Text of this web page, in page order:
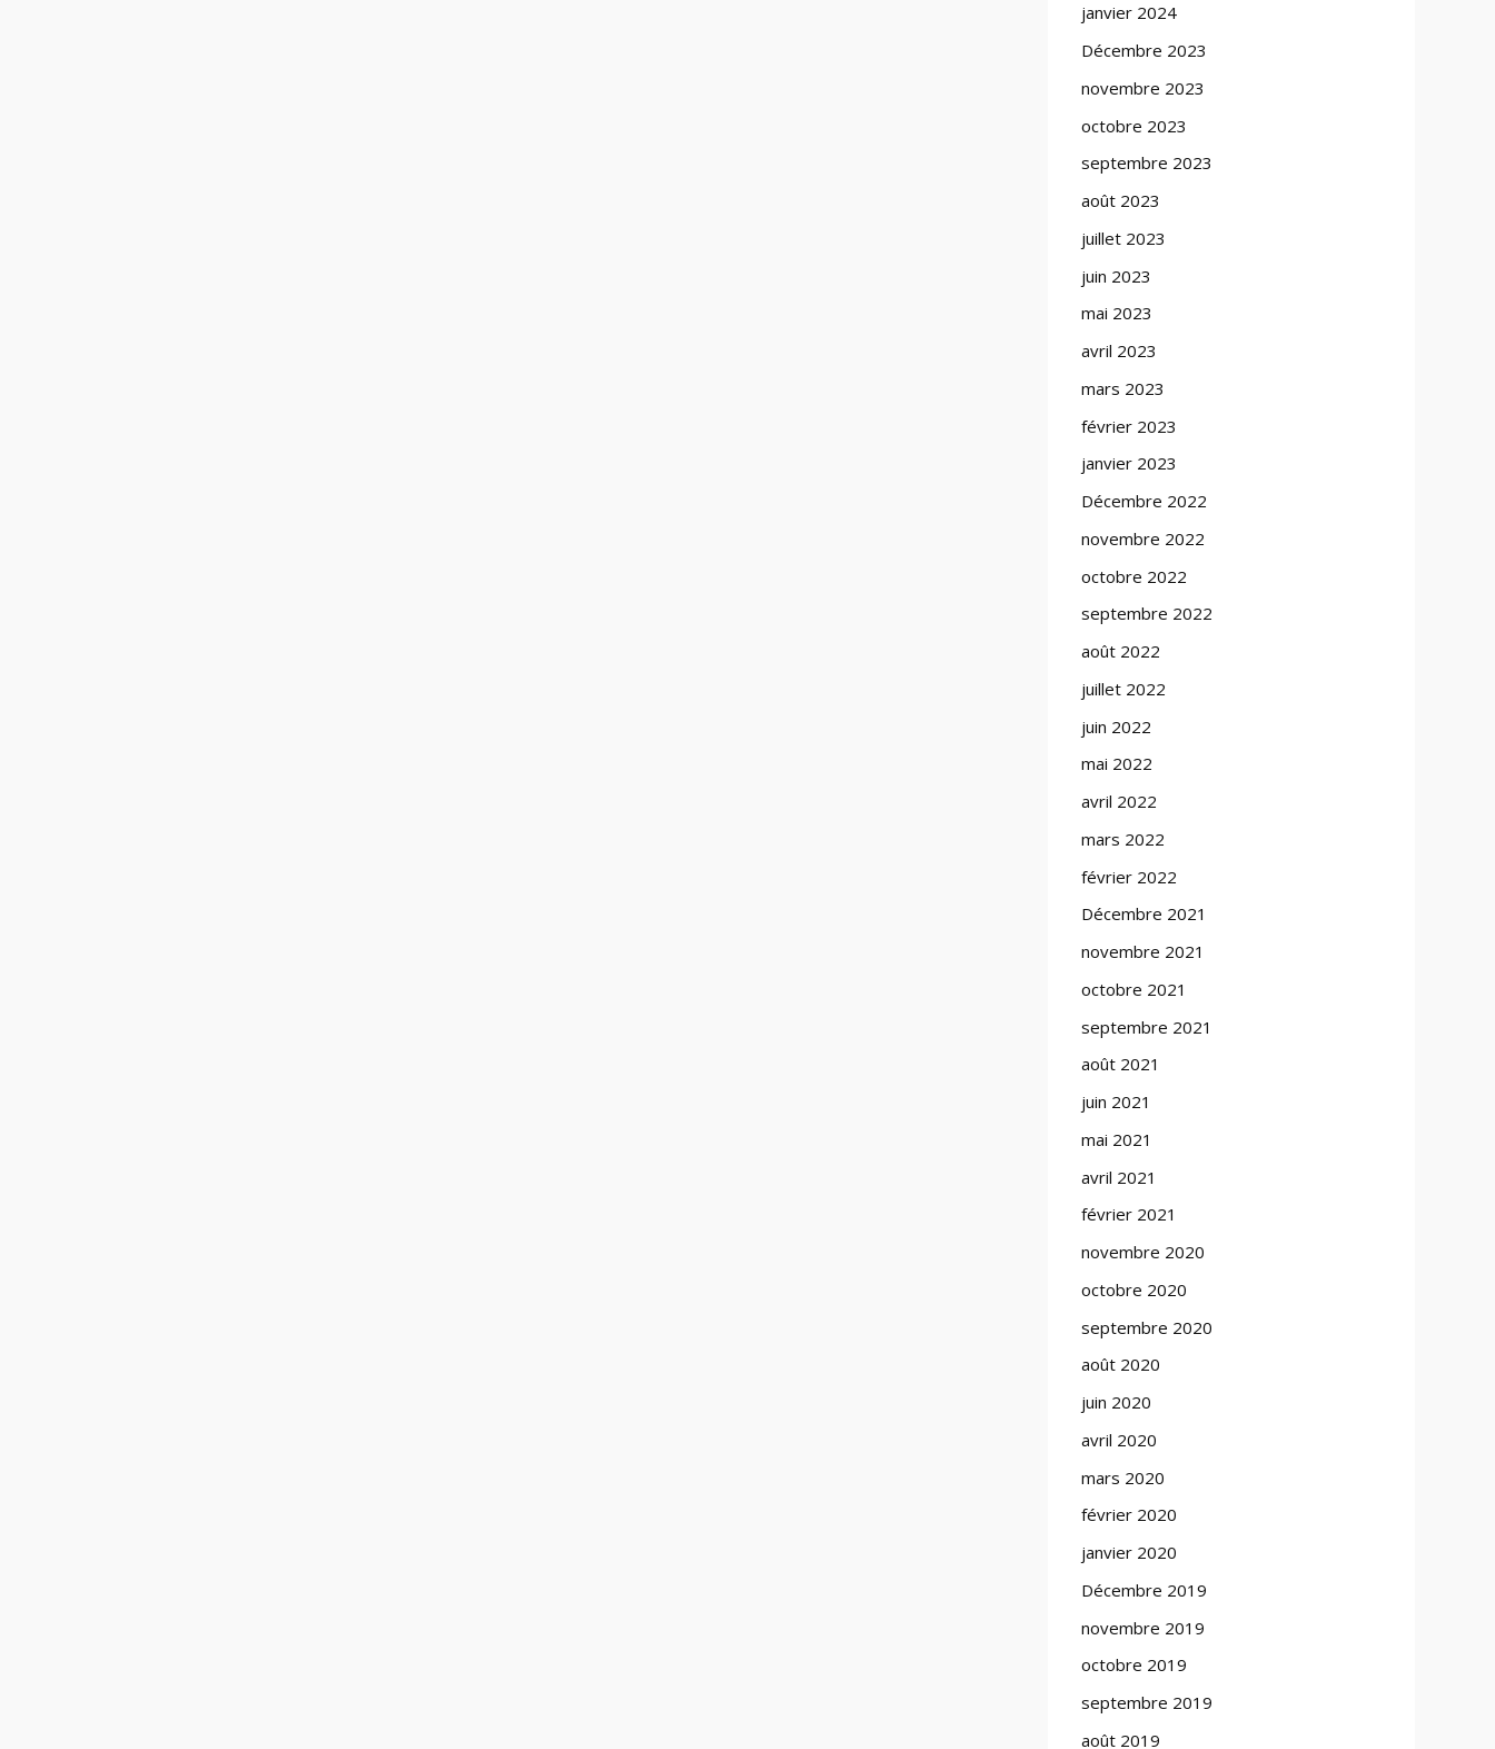
janvier 2024
Décembre 2023
novembre 2023
octobre 2023
septembre 2023
août 2023
juillet 2023
juin 2023
mai 2023
avril 2023
mars 2023
février 2023
janvier 2023
Décembre 2022
novembre 2022
octobre 2022
septembre 2022
août 2022
juillet 2022
juin 2022
mai 2022
avril 2022
mars 2022
février 2022
Décembre 2021
novembre 2021
octobre 2021
septembre 2021
août 2021
juin 2021
mai 2021
avril 2021
février 2021
novembre 2020
octobre 2020
septembre 2020
août 2020
juin 2020
avril 2020
mars 2020
février 2020
janvier 2020
Décembre 2019
novembre 2019
octobre 2019
septembre 2019
août 2019